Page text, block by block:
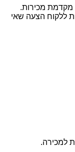
מקדמת מכירות.
ללקוח הצעה שאי
למכירה.